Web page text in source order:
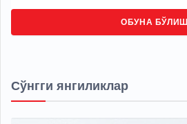
ОБУНА БЎЛИШ
Сўнгги янгиликлар